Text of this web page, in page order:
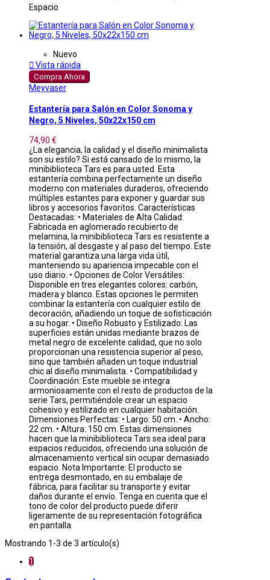
Espacio
Nuevo
 Vista rápida
Compra Ahora
Meyvaser
Estantería para Salón en Color Sonoma y
Negro, 5 Niveles, 50x22x150 cm
74,90 €
¿La elegancia, la calidad y el diseño minimalista
son su estilo? Si está cansado de lo mismo, la
minibiblioteca Tars es para usted. Esta
estantería combina perfectamente un diseño
moderno con materiales duraderos, ofreciendo
múltiples estantes para exponer y guardar sus
libros y accesorios favoritos. Características
Destacadas: • Materiales de Alta Calidad:
Fabricada en aglomerado recubierto de
melamina, la minibiblioteca Tars es resistente a
la tensión, al desgaste y al paso del tiempo. Este
material garantiza una larga vida útil,
manteniendo su apariencia impecable con el
uso diario. • Opciones de Color Versátiles:
Disponible en tres elegantes colores: carbón,
madera y blanco. Estas opciones le permiten
combinar la estantería con cualquier estilo de
decoración, añadiendo un toque de sofisticación
a su hogar. • Diseño Robusto y Estilizado: Las
superficies están unidas mediante brazos de
metal negro de excelente calidad, que no solo
proporcionan una resistencia superior al peso,
sino que también añaden un toque industrial
chic al diseño minimalista. • Compatibilidad y
Coordinación: Este mueble se integra
armoniosamente con el resto de productos de la
serie Tars, permitiéndole crear un espacio
cohesivo y estilizado en cualquier habitación.
Dimensiones Perfectas: • Largo: 50 cm. • Ancho:
22 cm. • Altura: 150 cm. Estas dimensiones
hacen que la minibiblioteca Tars sea ideal para
espacios reducidos, ofreciendo una solución de
almacenamiento vertical sin ocupar demasiado
espacio. Nota Importante: El producto se
entrega desmontado, en su embalaje de
fábrica, para facilitar su transporte y evitar
daños durante el envío. Tenga en cuenta que el
tono de color del producto puede diferir
ligeramente de su representación fotográfica
en pantalla.
Mostrando 1-3 de 3 artículo(s)
1